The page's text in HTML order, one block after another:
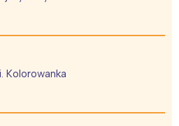
Kolorowanka
wydarzenia z
regionu: